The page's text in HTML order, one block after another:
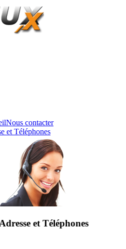
Nous contacter
et Téléphones
Adresse et Téléphones